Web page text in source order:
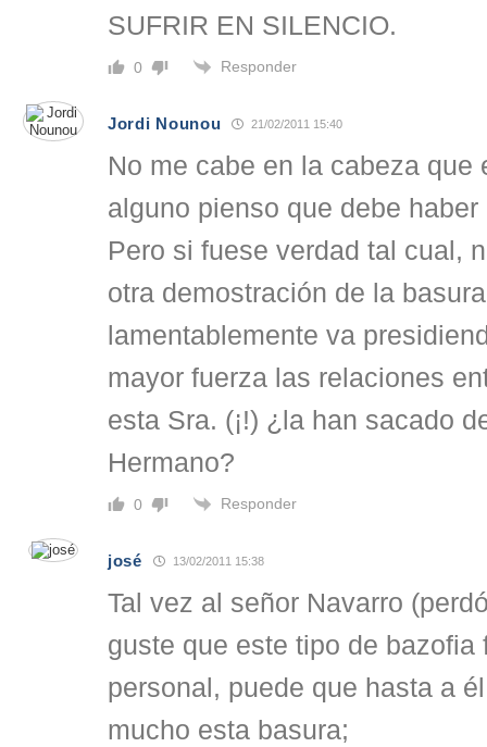
SUFRIR EN SILENCIO.
0 Responder
Jordi Nounou 21/02/2011 15:40
No me cabe en la cabeza que
alguno pienso que debe
Pero si fuese verdad tal cual,
otra demostración de la
lamentablemente va
mayor fuerza las relaciones
esta Sra. (¡!) ¿la han sacado
Hermano?
0 Responder
josé 13/02/2011 15:38
Tal vez al señor Navarro
guste que este tipo de bazofia
personal, puede que hasta a
mucho esta basura;